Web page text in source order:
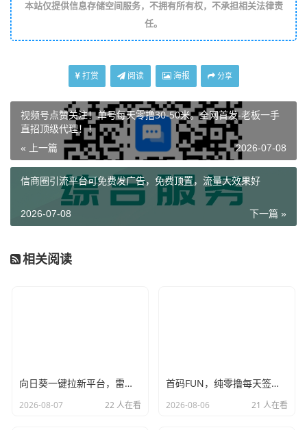
本站仅提供信息存储空间服务，不拥有所有权，不承担相关法律责
任。
打赏 阅读 海报 分享
视频号点赞关注！单号每天零撸30-50米。全网首发-老板一手
直招顶级代理！！
« 上一篇 2026-07-08
信商圈引流平台可免费发广告，免费顶置，流量大效果好
下一篇 »
2026-07-08
相关阅读
向日葵一键拉新平台，雷霆模式价格顶置，单号可撸100+
2026-08-07 22 人在看
首码FUN，纯零撸每天签到，月撸4位数，团队高回报，干就完了！
2026-08-06 21 人在看